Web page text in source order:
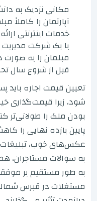
مکانی نزدیک به
آپارتمان را کاملاً
خدمات اینترنتی
با یک شرکت
مبلمان را به صورت
قبل از شروع سال
تعیین قیمت اجاره باید
شود، زیرا قیمت‌گذاری
بودن ملک را طولانی‌تر
پایین بازده نهایی را
عکس‌های خوب، تبلیغات
به سوالات
به طور مستقیم بر
مستغلات در قبرس